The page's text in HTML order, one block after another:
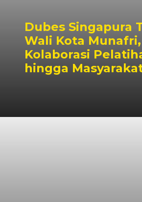
Dubes Singapura
Wali Kota
Kolaborasi
hingga